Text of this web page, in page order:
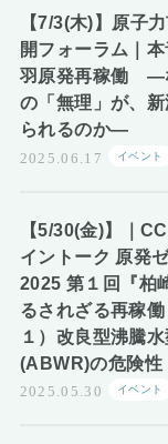
お知
【7/3(木)】原子
開フォーラム｜
羽原発再稼働 ―
の「無理」が、
られるのか―
2025.06.17 イベント
【5/30(金)】｜
イントーク 原発
2025 第１回『柏
るされざる再稼
１）改良型沸騰
(ABWR)の危険性
2025.05.30 イベント